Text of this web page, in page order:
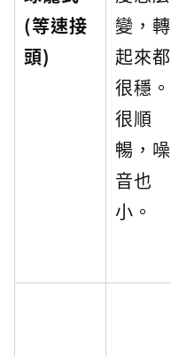
(等速接
頭)
變，轉
起來都
很穩。
很順
暢，噪
音也
小。